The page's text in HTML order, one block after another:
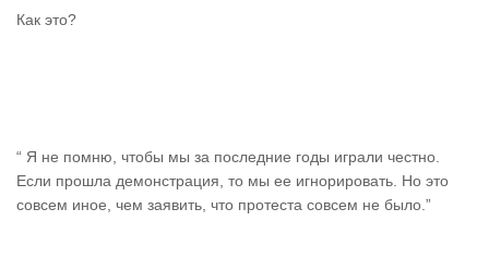
Как это?
“ Я не помню, чтобы мы за последние годы играли честно.
Если прошла демонстрация, то мы ее игнорировать. Но это
совсем иное, чем заявить, что протеста совсем не было.”